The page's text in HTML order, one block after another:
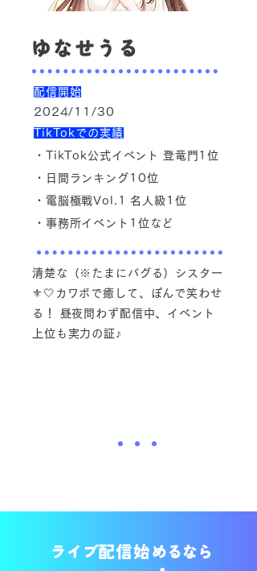
ゆなせうる
配信開始
2024/11/30
TikTokでの実績
・TikTok公式イベント 登竜門1位
・日間ランキング10位
・電脳極戦Vol.1 名人級1位
・事務所イベント1位など
清楚な（※たまにバグる）シスター
⚜️🤍 カワボで癒して、ぽんで笑わせ
る！ 昼夜問わず配信中、イベント
上位も実力の証♪
ライブ配信始めるなら